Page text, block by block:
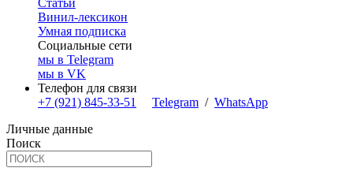
Статьи
Винил-лексикон
Умная подписка
Социальные сети
мы в Telegram
мы в VK
Телефон для связи
+7 (921) 845-33-51
Telegram / WhatsApp
Личные данные
Поиск